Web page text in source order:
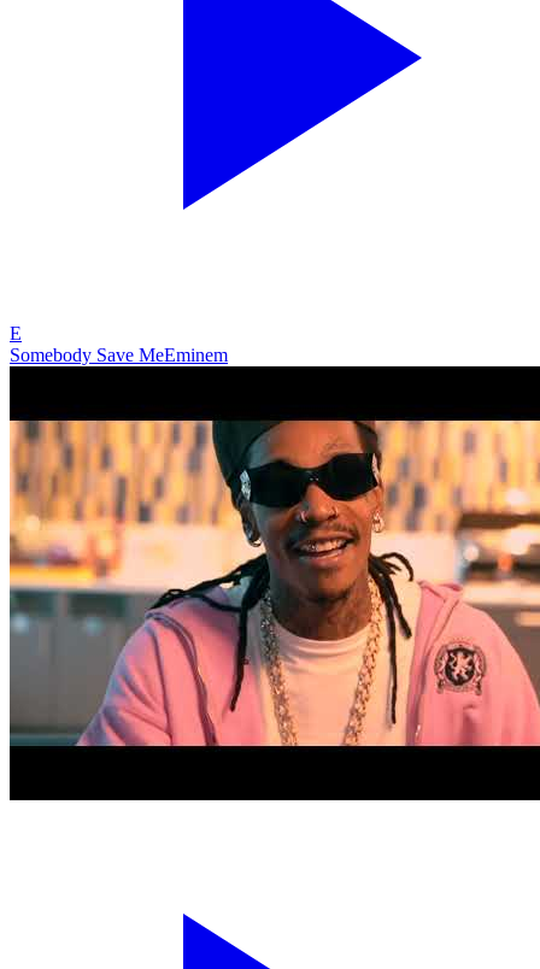
E
Somebody Save MeEminem